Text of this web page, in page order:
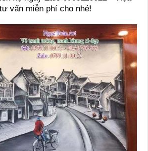
vấn miễn phí cho nhé!